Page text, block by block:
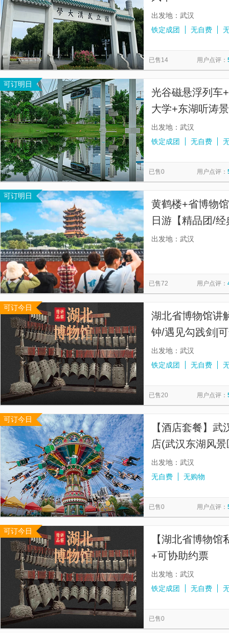
出发地：武汉
铁定成团
无自费
已售14 用户点评：
可订明日
光谷磁悬浮列车
大学+东湖听涛
【含黄鹤楼，省
出发地：武汉
铁定成团
无自费
已售0 用户点评：
可订明日
黄鹤楼+省博物
日游【精品团/
数。】
出发地：武汉
已售72 用户点评：
可订今日
湖北省博物馆讲
钟/遇见勾践剑|
出发地：武汉
铁定成团
无自费
已售20 用户点评：
可订今日
【酒店套餐】
店(武汉东湖风
出发地：武汉
无自费
无购物
已售0 用户点评：
可订今日
【湖北省博物
+可协助约票
出发地：武汉
铁定成团
无自费
已售0